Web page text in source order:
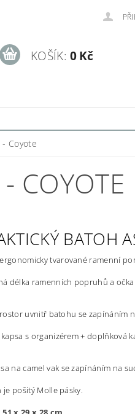
KOŠÍK: 0 Kč
Coyote
COYOTE
BATOH
tvarované ramenní
délka ramenních popruhů a
uvnitř batohu se zapínáním
s organizérem + doplňková
na camel vak se zapínáním na
je pošitý Molle pásky.